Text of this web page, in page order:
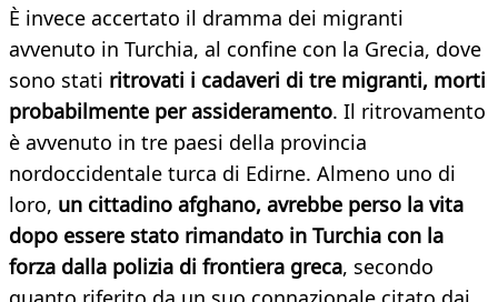
È invece accertato il dramma dei migranti
avvenuto in Turchia, al confine con la Grecia, dove
sono stati ritrovati i cadaveri di tre migranti, morti
probabilmente per assideramento. Il ritrovamento
è avvenuto in tre paesi della provincia
nordoccidentale turca di Edirne. Almeno uno di
loro, un cittadino afghano, avrebbe perso la vita
dopo essere stato rimandato in Turchia con la
forza dalla polizia di frontiera greca, secondo